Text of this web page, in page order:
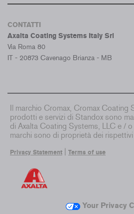
CONTATTI
Axalta Coating Systems Italy Srl
Via Roma 80
IT - 20873 Cavenago Brianza - MB
Il marchio Cromax, Cromax
prodotti e servizi di Standox sono
di Axalta Coating Systems, LLC e /
marchi sono di proprietà dei
Privacy Statement Terms of use
Your Privacy